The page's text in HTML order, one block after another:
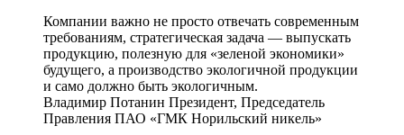
Компании важно не просто отвечать современным
требованиям, стратегическая задача — выпускать
продукцию, полезную для «зеленой экономики»
будущего, а производство экологичной продукции
и само должно быть экологичным.
Владимир Потанин Президент, Председатель
Правления ПАО «ГМК Норильский никель»